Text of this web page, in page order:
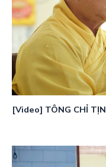
[Video] TÔNG CHỈ